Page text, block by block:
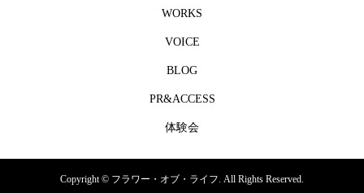
WORKS
VOICE
BLOG
PR&ACCESS
体験会
Copyright © フラワー・オブ・ライフ. All Rights Reserved.